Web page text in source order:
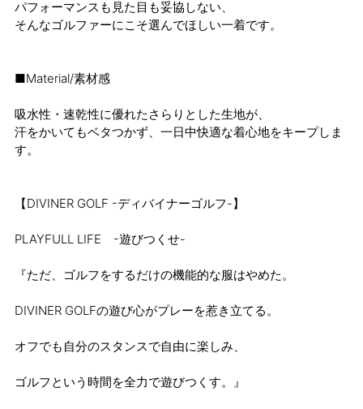
パフォーマンスも見た目も妥協しない、
そんなゴルファーにこそ選んでほしい一着です。
■Material/素材感
吸水性・速乾性に優れたさらりとした生地が、
汗をかいてもベタつかず、一日中快適な着心地をキープしま
す。
【DIVINER GOLF -ディバイナーゴルフ-】
PLAYFULL LIFE -遊びつくせ-
『ただ、ゴルフをするだけの機能的な服はやめた。
DIVINER GOLFの遊び心がプレーを惹き立てる。
オフでも自分のスタンスで自由に楽しみ、
ゴルフという時間を全力で遊びつくす。』